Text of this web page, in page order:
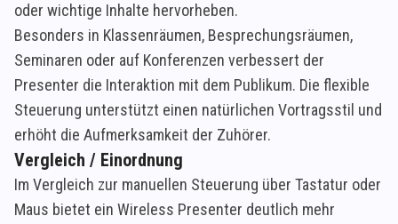
oder wichtige Inhalte hervorheben.
Besonders in Klassenräumen, Besprechungsräumen,
Seminaren oder auf Konferenzen verbessert der
Presenter die Interaktion mit dem Publikum. Die flexible
Steuerung unterstützt einen natürlichen Vortragsstil und
erhöht die Aufmerksamkeit der Zuhörer.
Vergleich / Einordnung
Im Vergleich zur manuellen Steuerung über Tastatur oder
Maus bietet ein Wireless Presenter deutlich mehr